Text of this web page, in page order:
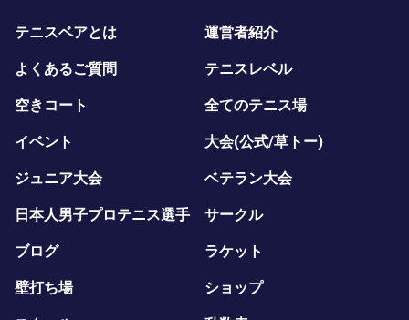
テニスベアとは 運営者紹介
よくあるご質問 テニスレベル
空きコート 全てのテニス場
イベント 大会(公式/草トー)
ジュニア大会 ベテラン大会
日本人男子プロテニス選手 サークル
ブログ ラケット
壁打ち場 ショップ